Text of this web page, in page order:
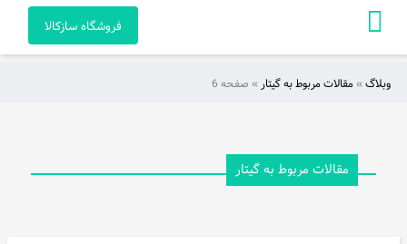
فروشگاه سازکالا
صفحه
وبلاگ» مقالات مربوط به گیتار» صفحه 6
مقالات مربوط به گیتار